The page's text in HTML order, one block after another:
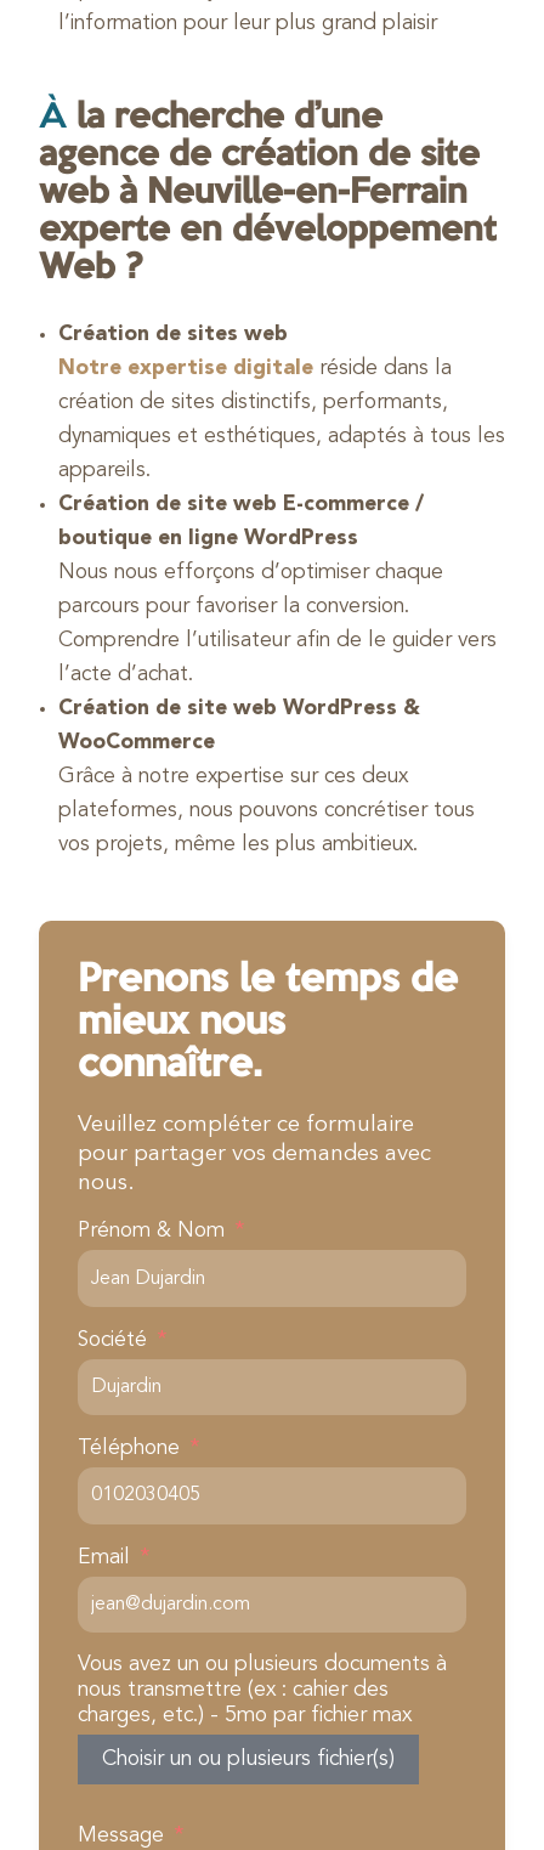
l’information pour leur plus grand plaisir
À la recherche d’une
agence de création de site
web à Neuville-en-Ferrain
experte en développement
Web ?
Création de sites web
Notre expertise digitale réside dans la
création de sites distinctifs, performants,
dynamiques et esthétiques, adaptés à tous les
appareils.
Création de site web E-commerce /
boutique en ligne WordPress
Nous nous efforçons d’optimiser chaque
parcours pour favoriser la conversion.
Comprendre l’utilisateur afin de le guider vers
l’acte d’achat.
Création de site web WordPress &
WooCommerce
Grâce à notre expertise sur ces deux
plateformes, nous pouvons concrétiser tous
vos projets, même les plus ambitieux.
Prenons le temps de
mieux nous
connaître.
Veuillez compléter ce formulaire
pour partager vos demandes avec
nous.
Prénom & Nom
Société
Téléphone
Email
Vous avez un ou plusieurs documents à
nous transmettre (ex : cahier des
charges, etc.) - 5mo par fichier max
Choisir un ou plusieurs fichier(s)
Message